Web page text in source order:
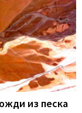
из песка